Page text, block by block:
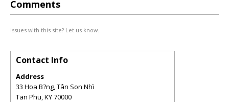
Comments
Issues with this site? Let us know.
Contact Info
Address
33 Hoa B?ng, Tân Son Nhì
Tan Phu,KY70000